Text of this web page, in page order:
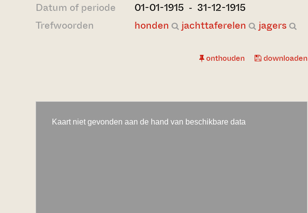
Datum of periode
01-01-1915 ‐ 31-12-1915
Trefwoorden
honden jachttaferelen jagers
onthouden downloaden